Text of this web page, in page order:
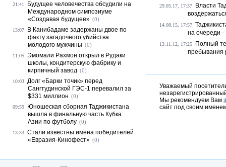
29.05.17, 17:37
Власти
14.08.15, 17:57
на очереди -
13.11.12, 17:25
Полный
пребывания
Уважаемый
Мы рекомендуем Вам
сайт под своим
21:41
Будущее человечества обсудили на
Международном симпозиуме
«Создавая будущее» (0)
13:07
В Канибадаме задержаны двое по
факту загадочного убийства
молодого мужчины (0)
11:05 Эмомали Рахмон открыл в Рудаки
школы, кондитерскую фабрику и
кирпичный завод (0)
10:03 Долг «Барки точик» перед
Сангтудинской ГЭС-1 перевалил за
$331 миллион (0)
09:59
Юношеская сборная Таджикистана
вышла в финальную часть Кубка
Азии по футболу (0)
13:33 Стали известны имена победителей
«Евразия-Кинофест» (0)